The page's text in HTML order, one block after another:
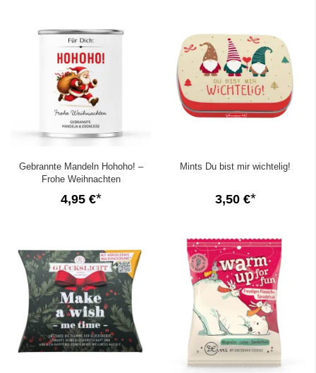
Gebrannte Mandeln Hohoho! –
Frohe Weihnachten
4,95 €
Mints Du bist mir wichtelig!
3,50 €